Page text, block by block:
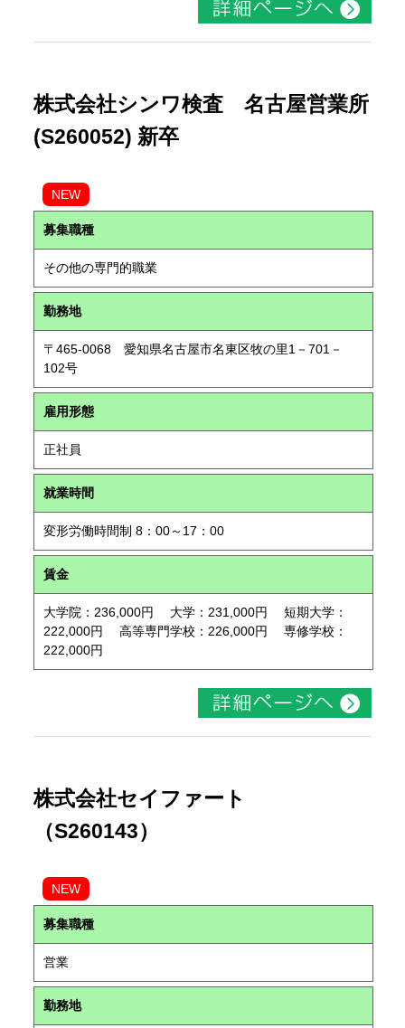
株式会社シンワ検査 名古屋営業所
(S260052) 新卒
NEW
募集職種
その他の専門的職業
勤務地
〒465-0068 愛知県名古屋市名東区牧の里1－701－
102号
雇用形態
正社員
就業時間
変形労働時間制 8：00～17：00
賃金
大学院：236,000円 大学：231,000円 短期大学：
222,000円 高等専門学校：226,000円 専修学校：
222,000円
株式会社セイファート
（S260143）
NEW
募集職種
営業
勤務地